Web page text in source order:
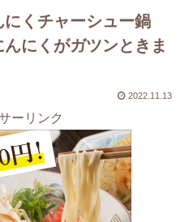
くチャーシュー鍋
んにくがガツンときま
2022.11.13
ーリンク